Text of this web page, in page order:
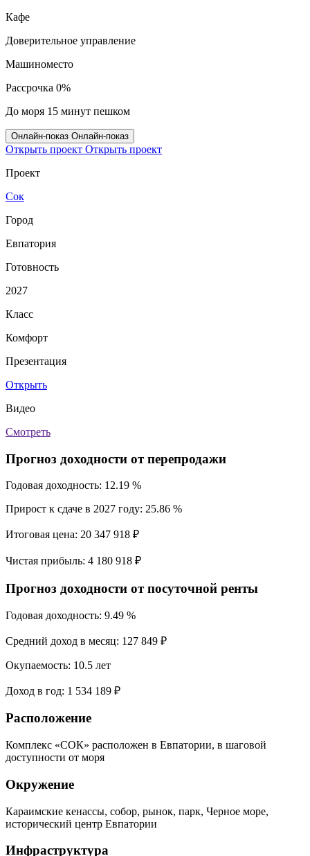
Кафе
Доверительное управление
Машиноместо
Рассрочка 0%
До моря 15 минут пешком
Онлайн‑показ Онлайн‑показ
Открыть проект Открыть проект
Проект
Сок
Город
Евпатория
Готовность
2027
Класс
Комфорт
Презентация
Открыть
Видео
Смотреть
Прогноз доходности от перепродажи
Годовая доходность: 12.19 %
Прирост к сдаче в 2027 году: 25.86 %
Итоговая цена: 20 347 918 ₽
Чистая прибыль: 4 180 918 ₽
Прогноз доходности от посуточной ренты
Годовая доходность: 9.49 %
Средний доход в месяц: 127 849 ₽
Окупаемость: 10.5 лет
Доход в год: 1 534 189 ₽
Расположение
Комплекс «СОК» расположен в Евпатории, в шаговой
доступности от моря
Окружение
Караимские кенассы, собор, рынок, парк, Черное море,
исторический центр Евпатории
Инфраструктура